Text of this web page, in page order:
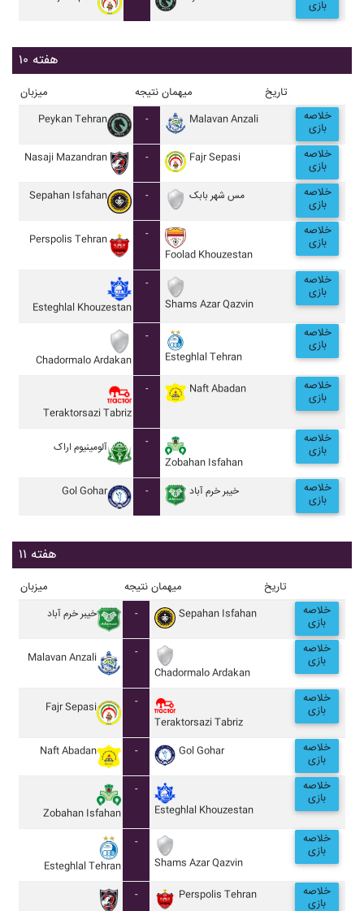
بازی
هفته ۱۰
میزبان نتیجه میهمان تاریخ
Peykan Tehran - Malavan Anzali خلاصه
بازی
Nasaji Mazandran - Fajr Sepasi خلاصه
بازی
Sepahan Isfahan - مس شهر بابک خلاصه
بازی
Perspolis Tehran
-
Foolad Khouzestan
خلاصه
بازی
Esteghlal Khouzestan
-
Shams Azar Qazvin
خلاصه
بازی
Chadormalo Ardakan
-
Esteghlal Tehran
خلاصه
بازی
Teraktorsazi Tabriz
- Naft Abadan خلاصه
بازی
آلومينيوم اراک
-
Zobahan Isfahan
خلاصه
بازی
Gol Gohar - خيبر خرم آباد خلاصه
بازی
هفته ۱۱
میزبان نتیجه میهمان تاریخ
خيبر خرم آباد - Sepahan Isfahan خلاصه
بازی
Malavan Anzali
-
Chadormalo Ardakan
خلاصه
بازی
Fajr Sepasi
-
Teraktorsazi Tabriz
خلاصه
بازی
Naft Abadan - Gol Gohar خلاصه
بازی
Zobahan Isfahan
-
Esteghlal Khouzestan
خلاصه
بازی
Esteghlal Tehran
-
Shams Azar Qazvin
خلاصه
بازی
- Perspolis Tehran خلاصه
بازی